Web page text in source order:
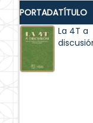
PORTADATÍTULO
La 4T a